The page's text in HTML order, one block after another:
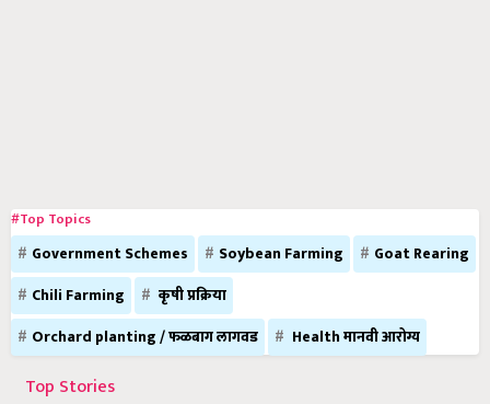
#Top Topics
Government Schemes Soybean Farming
Goat Rearing
Chili Farming
कृषी प्रक्रिया
Orchard planting / फळबाग लागवड
Health मानवी आरोग्य
Top Stories